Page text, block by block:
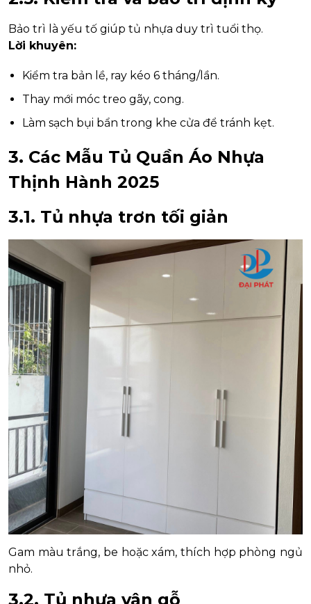
Bảo trì là yếu tố giúp tủ nhựa duy trì tuổi thọ.
Lời khuyên:
Kiểm tra bản lề, ray kéo 6 tháng/lần.
Thay mới móc treo gãy, cong.
Làm sạch bụi bẩn trong khe cửa để tránh kẹt.
3. Các Mẫu Tủ Quần Áo Nhựa
Thịnh Hành 2025
3.1. Tủ nhựa trơn tối giản
Gam màu trắng, be hoặc xám, thích hợp phòng ngủ
nhỏ.
3.2. Tủ nhựa vân gỗ